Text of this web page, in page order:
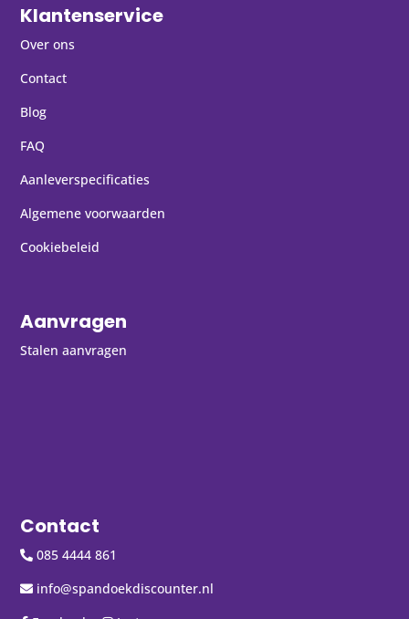
Klantenservice
Over ons
Contact
Blog
FAQ
Aanleverspecificaties
Algemene voorwaarden
Cookiebeleid
Aanvragen
Stalen aanvragen
Contact
085 4444 861
info@spandoekdiscounter.nl